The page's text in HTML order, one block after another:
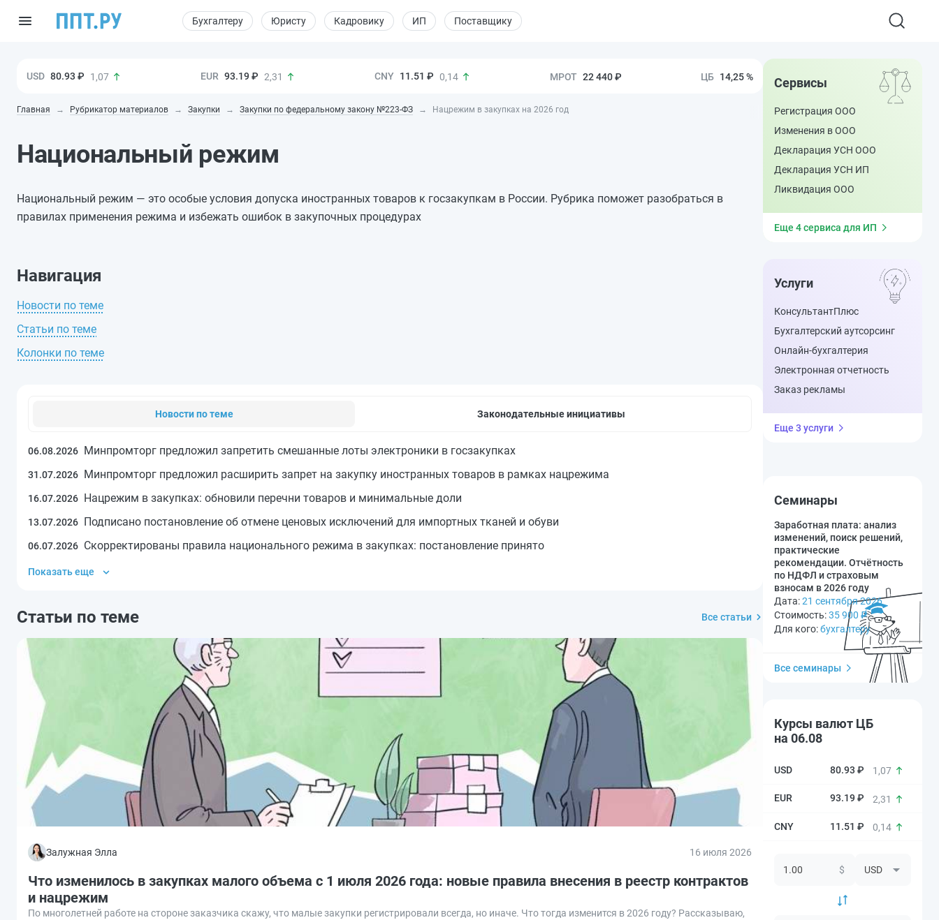
Бухгалтеру Юристу Кадровику ИП Поставщику
80.93 ₽ 1,07 93.19 ₽ 2,31 11.51 ₽ 0,14 22 440 ₽ 14,25 %
Главная Рубрикатор материалов Закупки Закупки по федеральному закону №223-ФЗ Нацрежим в закупках на 2026 год
Национальный режим
Национальный режим — это особые условия допуска иностранных товаров к госзакупкам в России. Рубрика поможет разобраться в
правилах применения режима и избежать ошибок в закупочных процедурах
Новости по теме Законодательные инициативы
06.08.2026 Минпромторг предложил запретить смешанные лоты электроники в госзакупках
31.07.2026 Минпромторг предложил расширить запрет на закупку иностранных товаров в рамках нацрежима
16.07.2026 Нацрежим в закупках: обновили перечни товаров и минимальные доли
13.07.2026 Подписано постановление об отмене ценовых исключений для импортных тканей и обуви
06.07.2026 Скорректированы правила национального режима в закупках: постановление принято
Показать еще
Статьи по теме Все статьи
Залужная Элла 16 июля 2026
Что изменилось в закупках малого объема с 1 июля 2026 года: новые правила внесения в реестр контрактов
и нацрежим
По многолетней работе на стороне заказчика скажу, что малые закупки регистрировали всегда, но иначе. Что тогда изменится в 2026 году? Рассказываю,
Навигация
Новости по теме
Статьи по теме
Колонки по теме
Сервисы
Регистрация ООО
Изменения в ООО
Декларация УСН ООО
Декларация УСН ИП
Ликвидация ООО
Еще 4 сервиса для ИП
Услуги
КонсультантПлюс
Бухгалтерский аутсорсинг
Онлайн-бухгалтерия
Электронная отчетность
Заказ рекламы
Еще 3 услуги
Семинары
Заработная плата: анализ
изменений, поиск решений,
практические
рекомендации. Отчётность
по НДФЛ и страховым
взносам в 2026 году
Дата:21 сентября 2026
Стоимость:35 900 ₽
Для кого:бухгалтеру
Все семинары
Курсы валют ЦБ
на 06.08
80.93 ₽ 1,07
93.19 ₽ 2,31
11.51 ₽ 0,14
$